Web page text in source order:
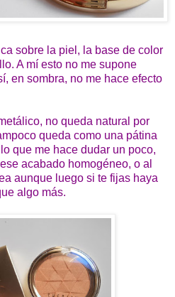
sobre la piel, la base de color
A mí esto no me supone
en sombra, no me hace efecto
no queda natural por
queda como una pátina
que me hace dudar un poco,
acabado homogéneo, o al
aunque luego si te fijas haya
algo más.